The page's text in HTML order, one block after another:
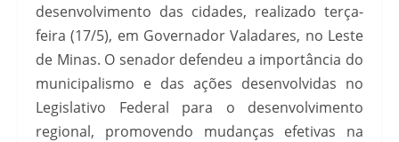
desenvolvimento das cidades, realizado terça-
feira (17/5), em Governador Valadares, no Leste
de Minas. O senador defendeu a importância do
municipalismo e das ações desenvolvidas no
Legislativo Federal para o desenvolvimento
regional, promovendo mudanças efetivas na